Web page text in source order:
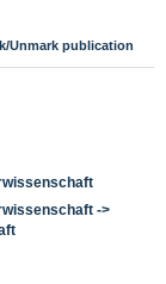
Unmark publication
->